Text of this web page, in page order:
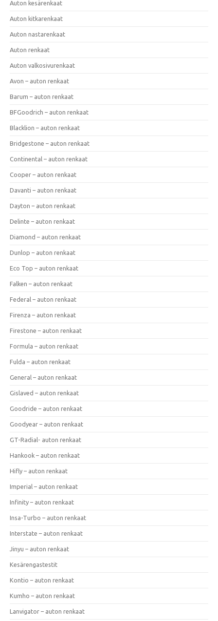
Auton kesärenkaat
Auton kitkarenkaat
Auton nastarenkaat
Auton renkaat
Auton valkosivurenkaat
Avon – auton renkaat
Barum – auton renkaat
BFGoodrich – auton renkaat
Blacklion – auton renkaat
Bridgestone – auton renkaat
Continental – auton renkaat
Cooper – auton renkaat
Davanti – auton renkaat
Dayton – auton renkaat
Delinte – auton renkaat
Diamond – auton renkaat
Dunlop – auton renkaat
Eco Top – auton renkaat
Falken – auton renkaat
Federal – auton renkaat
Firenza – auton renkaat
Firestone – auton renkaat
Formula – auton renkaat
Fulda – auton renkaat
General – auton renkaat
Gislaved – auton renkaat
Goodride – auton renkaat
Goodyear – auton renkaat
GT-Radial- auton renkaat
Hankook – auton renkaat
Hifly – auton renkaat
Imperial – auton renkaat
Infinity – auton renkaat
Insa-Turbo – auton renkaat
Interstate – auton renkaat
Jinyu – auton renkaat
Kesärengastestit
Kontio – auton renkaat
Kumho – auton renkaat
Lanvigator – auton renkaat